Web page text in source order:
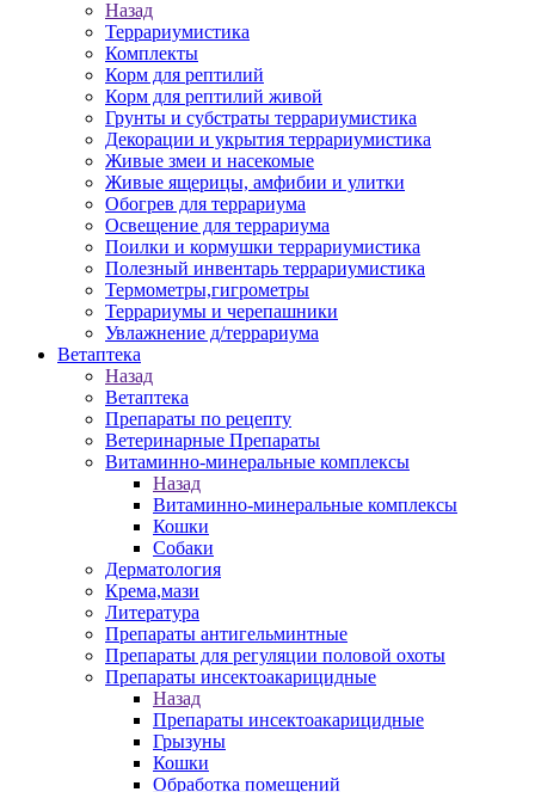
Назад
Террариумистика
Комплекты
Корм для рептилий
Корм для рептилий живой
Грунты и субстраты террариумистика
Декорации и укрытия террариумистика
Живые змеи и насекомые
Живые ящерицы, амфибии и улитки
Обогрев для террариума
Освещение для террариума
Поилки и кормушки террариумистика
Полезный инвентарь террариумистика
Термометры,гигрометры
Террариумы и черепашники
Увлажнение д/террариума
Ветаптека
Назад
Ветаптека
Препараты по рецепту
Ветеринарные Препараты
Витаминно-минеральные комплексы
Назад
Витаминно-минеральные комплексы
Кошки
Собаки
Дерматология
Крема,мази
Литература
Препараты антигельминтные
Препараты для регуляции половой охоты
Препараты инсектоакарицидные
Назад
Препараты инсектоакарицидные
Грызуны
Кошки
Обработка помещений